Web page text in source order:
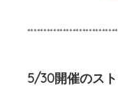
5/30開催のスト